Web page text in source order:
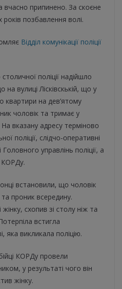
вчасно припинено. За скоєне
позбавлення волі.
Відділ комунікації поліції
поліції надійшло
вулиці Лісківскькій, що у
квартири на дев’ятому
чоловік та тримає у
вказану адресу терміново
поліції, слідчо-оперативні
управлінь поліції, а
КОРДу.
встановили, що чоловік
проник всередину.
схопив зі столу ніж та
встигла
яка викликала поліцію.
КОРДу провели
у результаті чого він
жінку.